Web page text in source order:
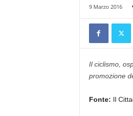
9 Marzo 2016
Il ciclismo,
promozione
Fonte: Il